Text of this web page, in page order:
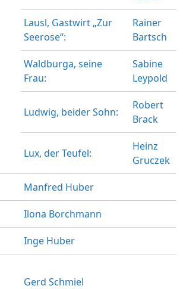
Lausl, Gastwirt „Zur
Seerose“:
Rainer
Bartsch
Waldburga, seine
Frau:
Sabine
Leypold
Ludwig, beider Sohn:
Robert
Brack
Lux, der Teufel:
Heinz
Gruczek
Manfred Huber
Ilona Borchmann
Inge Huber
Gerd Schmiel